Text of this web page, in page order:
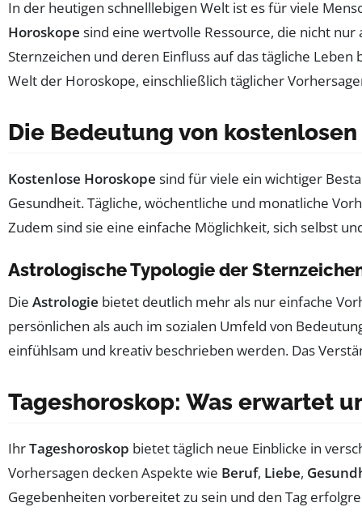
In der heutigen schnelllebigen Welt ist es für viele
Horoskope sind eine wertvolle Ressource, die nicht
Sternzeichen und deren Einfluss auf das tägliche
Welt der Horoskope, einschließlich täglicher
Die Bedeutung von
Kostenlose Horoskope sind für viele ein wichtiger
Gesundheit. Tägliche, wöchentliche und monatliche
Zudem sind sie eine einfache Möglichkeit, sich selbst
Astrologische Typologie der
Die Astrologie bietet deutlich mehr als nur einfache
persönlichen als auch im sozialen Umfeld von
einfühlsam und kreativ beschrieben werden. Das
Tageshoroskop: Was erwartet
IhrTageshoroskop bietet täglich neue Einblicke in
Vorhersagen decken Aspekte wie Beruf, Liebe,
Gegebenheiten vorbereitet zu sein und den Tag